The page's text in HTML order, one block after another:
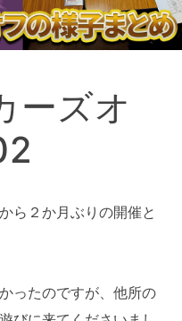
ーズオ
ら２か月ぶりの開催と
ったのですが、他所の